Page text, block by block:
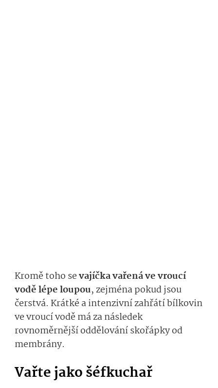
Kromě toho sevajíčka vařená ve vroucí
vodě lépe loupou, zejména pokud jsou
čerstvá. Krátké a intenzivní zahřátí bílkovin
ve vroucí vodě má za následek
rovnoměrnější oddělování skořápky od
membrány.
Vařte jako šéfkuchař